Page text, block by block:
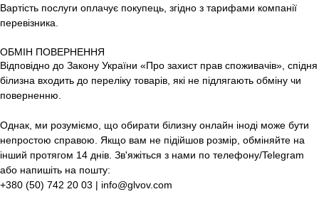
Вартість послуги оплачує покупець, згідно з тарифами компанії
перевізника.
ОБМІН ПОВЕРНЕННЯ
Відповідно до Закону України «Про захист прав споживачів», спідня
білизна входить до переліку товарів, які не підлягають обміну чи
поверненню.
Однак, ми розуміємо, що обирати білизну онлайн іноді може бути
непростою справою. Якщо вам не підійшов розмір, обміняйте на
інший протягом 14 днів. Зв'яжіться з нами по телефону/Telegram
або напишіть на пошту:
+380 (50) 742 20 03 | info@glvov.com